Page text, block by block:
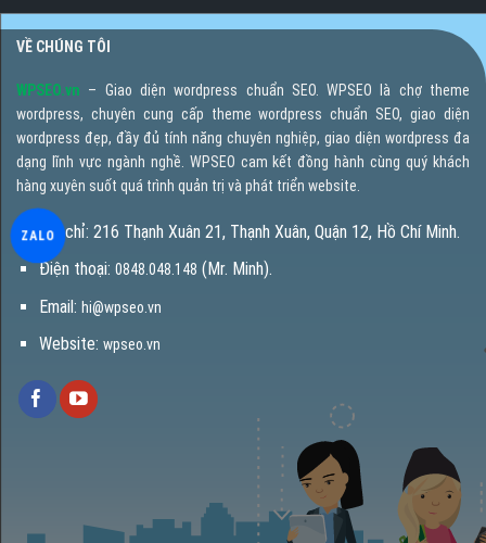
VỀ CHÚNG TÔI
WPSEO.vn – Giao diện wordpress chuẩn SEO. WPSEO là chợ theme
wordpress, chuyên cung cấp theme wordpress chuẩn SEO, giao diện
wordpress đẹp, đầy đủ tính năng chuyên nghiệp, giao diện wordpress đa
dạng lĩnh vực ngành nghề. WPSEO cam kết đồng hành cùng quý khách
hàng xuyên suốt quá trình quản trị và phát triển website.
Địa chỉ: 216 Thạnh Xuân 21, Thạnh Xuân, Quận 12, Hồ Chí Minh.
Điện thoại: 0848.048.148 (Mr. Minh).
Email: hi@wpseo.vn
Website: wpseo.vn
ZALO